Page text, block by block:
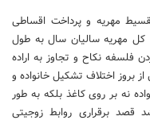
مهریه و پرداخت اقساطی
مهریه سالیان سال به طول
فلسفه نکاح و تجاوز به اراده
اختلاف تشکیل خانواده و
نه بر روی کاغذ بلکه به طور
قصد برقراری روابط زوجیتی